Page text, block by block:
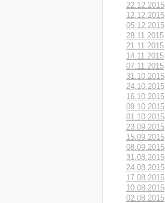
22.12.2015
12.12.2015
05.12.2015
28.11.2015
21.11.2015
14.11.2015
07.11.2015
31.10.2015
24.10.2015
16.10.2015
09.10.2015
01.10.2015
23.09.2015
15.09.2015
08.09.2015
31.08.2015
24.08.2015
17.08.2015
10.08.2015
02.08.2015